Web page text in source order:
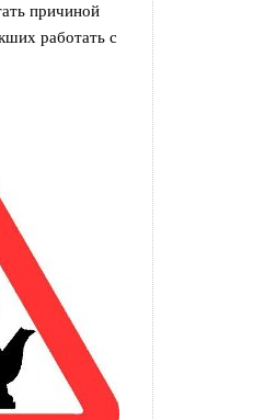
причиной
работать с